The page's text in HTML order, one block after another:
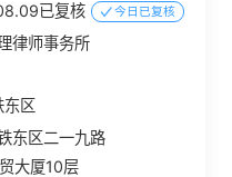
已复核 今日已复核
律师事务所
东区
东区二一九路
大厦10层